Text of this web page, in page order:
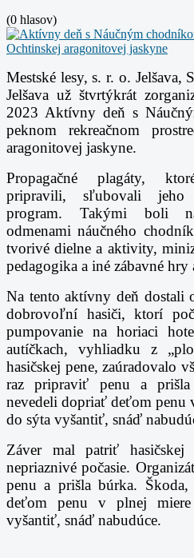
(0 hlasov)
Mestské lesy, s. r. o. Jelšava,
Jelšava už štvrtýkrát
2023 Aktívny deň s
peknom rekreačnom
aragonitovej jaskyne.
Propagačné plagáty,
pripravili, sľubovali jeho
program. Takými boli
odmenami náučného
tvorivé dielne a aktivity,
pedagogika a iné zábavné hry
Na tento aktívny deň dostali
dobrovoľní hasiči, ktorí
pumpovanie na horiaci
autíčkach, vyhliadku z
hasičskej pene, zaúradovalo
raz pripraviť penu a
nevedeli dopriať deťom penu
do sýta vyšantiť, snáď
Záver mal patriť hasičskej
nepriaznivé počasie.
penu a prišla búrka.
deťom penu v plnej
vyšantiť, snáď nabudúce.